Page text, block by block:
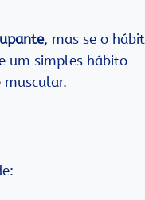
, mas se o
um simples hábito
muscular.